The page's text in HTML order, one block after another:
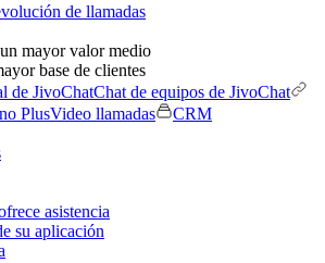
de llamadas
mayor valor medio
base de clientes
de JivoChatChat de equipos de JivoChat
PlusVideo llamadas
CRM
asistencia
su aplicación